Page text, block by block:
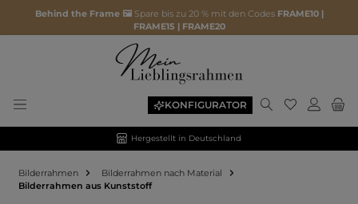
Behind the Frame 🖼️ Spare bis zu 20 % mit den Codes FRAME10 |
FRAME15 | FRAME20
KONFIGURATOR
Hergestellt in Deutschland
Bilderrahmen
Bilderrahmen nach Material
Bilderrahmen aus Kunststoff